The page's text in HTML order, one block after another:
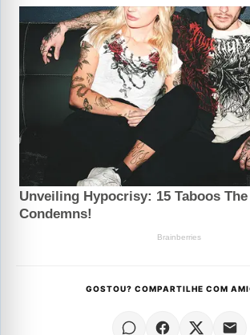
GOSTOU? COMPARTILHE COM